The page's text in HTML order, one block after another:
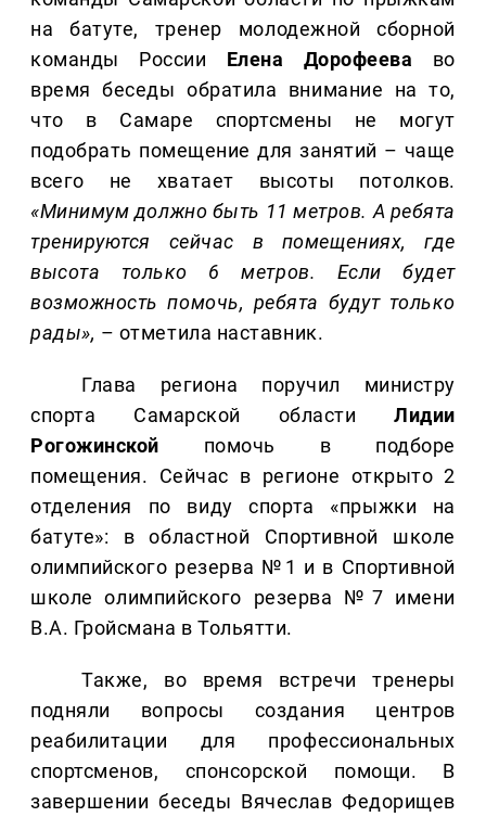
на батуте, тренер молодежной сборной
команды России Елена Дорофеева во
время беседы обратила внимание на то,
что в Самаре спортсмены не могут
подобрать помещение для занятий – чаще
всего не хватает высоты потолков.
«Минимум должно быть 11 метров. А ребята
тренируются сейчас в помещениях, где
высота только 6 метров. Если будет
возможность помочь, ребята будут только
рады», – отметила наставник.
Глава региона поручил министру
спорта Самарской областиЛидии
Рогожинской помочь в подборе
помещения. Сейчас в регионе открыто 2
отделения по виду спорта «прыжки на
батуте»: в областной Спортивной школе
олимпийского резерва №1 и в Спортивной
школе олимпийского резерва №7 имени
В.А. Гройсмана в Тольятти.
Также, во время встречи тренеры
подняли вопросы создания центров
реабилитации для профессиональных
спортсменов, спонсорской помощи. В
завершении беседы Вячеслав Федорищев